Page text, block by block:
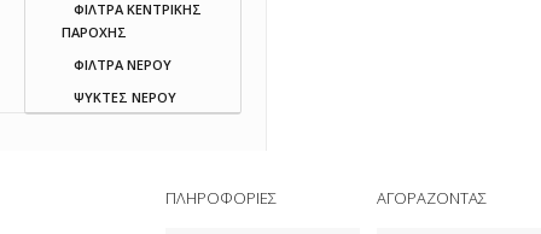
ΦΙΛΤΡΑ ΚΕΝΤΡΙΚΗΣ
ΠΑΡΟΧΗΣ
ΦΙΛΤΡΑ ΝΕΡΟΥ
ΨΥΚΤΕΣ ΝΕΡΟΥ
ΠΛΗΡΟΦΟΡΙΕΣ ΑΓΟΡΑΖΟΝΤΑΣ